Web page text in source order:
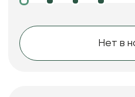
Нет в